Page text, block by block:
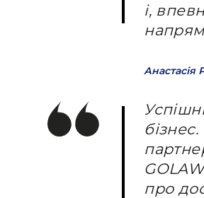
і,
Анастасія
про